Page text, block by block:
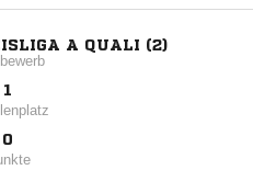
A QUALI (2)
1
0